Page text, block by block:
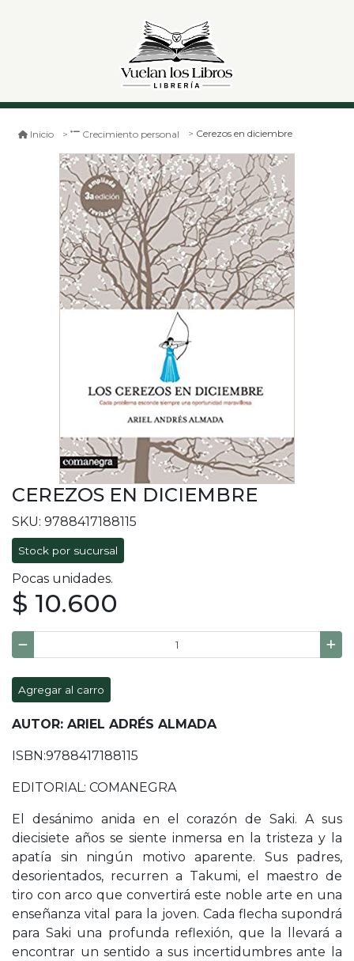
Inicio Crecimiento personal Cerezos en diciembre
CEREZOS EN DICIEMBRE
SKU: 9788417188115
Stock por sucursal
Pocas unidades.
$ 10.600
Agregar al carro
AUTOR: ARIEL ADRÉS ALMADA
ISBN:9788417188115
EDITORIAL: COMANEGRA
El desánimo anida en el corazón de Saki. A sus
diecisiete años se siente inmersa en la tristeza y la
apatía sin ningún motivo aparente. Sus padres,
desorientados, recurren a Takumi, el maestro de
tiro con arco que convertirá este noble arte en una
enseñanza vital para la joven. Cada flecha supondrá
para Saki una profunda reflexión, que la llevará a
encontrar un sentido a sus incertidumbres ante la